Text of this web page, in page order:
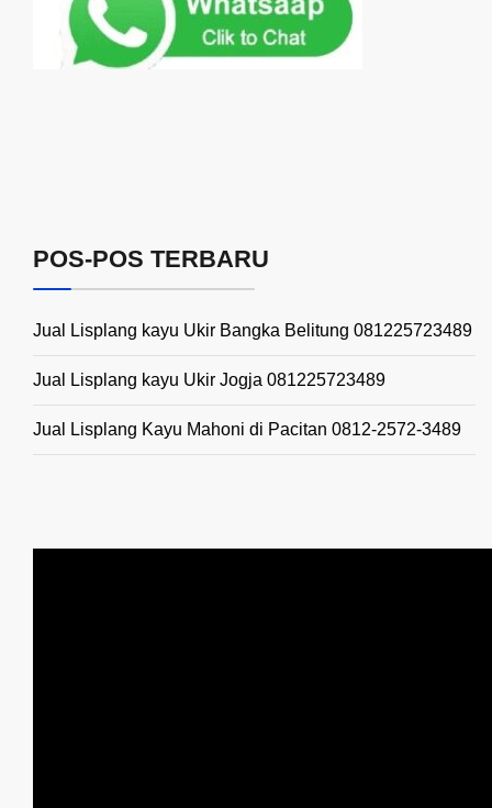
POS-POS TERBARU
Jual Lisplang kayu Ukir Bangka Belitung 081225723489
Jual Lisplang kayu Ukir Jogja 081225723489
Jual Lisplang Kayu Mahoni di Pacitan 0812-2572-3489